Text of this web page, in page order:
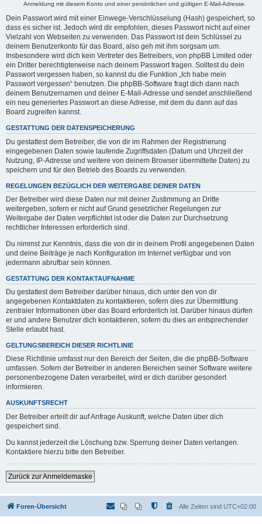
Anmeldung mit diesem Konto und einer persönlichen und gültigen E-Mail-Adresse.
Dein Passwort wird mit einer Einwege-Verschlüsselung (Hash) gespeichert, so
dass es sicher ist. Jedoch wird dir empfohlen, dieses Passwort nicht auf einer
Vielzahl von Webseiten zu verwenden. Das Passwort ist dein Schlüssel zu
deinem Benutzerkonto für das Board, also geh mit ihm sorgsam um.
Insbesondere wird dich kein Vertreter des Betreibers, von phpBB Limited oder
ein Dritter berechtigterweise nach deinem Passwort fragen. Solltest du dein
Passwort vergessen haben, so kannst du die Funktion „Ich habe mein
Passwort vergessen“ benutzen. Die phpBB-Software fragt dich dann nach
deinem Benutzernamen und deiner E-Mail-Adresse und sendet anschließend
ein neu generiertes Passwort an diese Adresse, mit dem du dann auf das
Board zugreifen kannst.
GESTATTUNG DER DATENSPEICHERUNG
Du gestattest dem Betreiber, die von dir im Rahmen der Registrierung
eingegebenen Daten sowie laufende Zugriffsdaten (Datum und Uhrzeit der
Nutzung, IP-Adresse und weitere von deinem Browser übermittelte Daten) zu
speichern und für den Betrieb des Boards zu verwenden.
REGELUNGEN BEZÜGLICH DER WEITERGABE DEINER DATEN
Der Betreiber wird diese Daten nur mit deiner Zustimmung an Dritte
weitergeben, sofern er nicht auf Grund gesetzlicher Regelungen zur
Weitergabe der Daten verpflichtet ist oder die Daten zur Durchsetzung
rechtlicher Interessen erforderlich sind.
Du nimmst zur Kenntnis, dass die von dir in deinem Profil angegebenen Daten
und deine Beiträge je nach Konfiguration im Internet verfügbar und von
jedermann abrufbar sein können.
GESTATTUNG DER KONTAKTAUFNAHME
Du gestattest dem Betreiber darüber hinaus, dich unter den von dir
angegebenen Kontaktdaten zu kontaktieren, sofern dies zur Übermittlung
zentraler Informationen über das Board erforderlich ist. Darüber hinaus dürfen
er und andere Benutzer dich kontaktieren, sofern du dies an entsprechender
Stelle erlaubt hast.
GELTUNGSBEREICH DIESER RICHTLINIE
Diese Richtlinie umfasst nur den Bereich der Seiten, die die phpBB-Software
umfassen. Sofern der Betreiber in anderen Bereichen seiner Software weitere
personenbezogene Daten verarbeitet, wird er dich darüber gesondert
informieren.
AUSKUNFTSRECHT
Der Betreiber erteilt dir auf Anfrage Auskunft, welche Daten über dich
gespeichert sind.
Du kannst jederzeit die Löschung bzw. Sperrung deiner Daten verlangen.
Kontaktiere hierzu bitte den Betreiber.
Zurück zur Anmeldemaske
Foren-Übersicht Alle Zeiten sind UTC+02:00